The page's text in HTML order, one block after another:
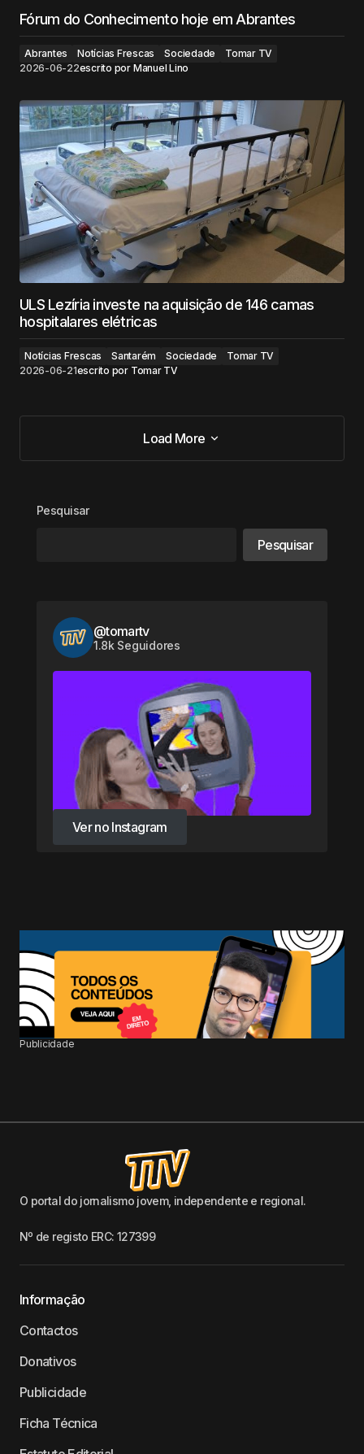
Fórum do Conhecimento hoje em Abrantes
Abrantes Notícias Frescas Sociedade
Tomar TV
2026-06-22escrito por Manuel Lino
ULS Lezíria investe na aquisição de 146 camas
hospitalares elétricas
Notícias Frescas Santarém Sociedade
Tomar TV
2026-06-21escrito por Tomar TV
Load More
Load More
Pesquisar
Pesquisar
@tomartv
1.8k Seguidores
Ver no Instagram
Ver no Instagram
Publicidade
O portal do jornalismo jovem, independente e regional.
Nº de registo ERC: 127399
Informação
Contactos
Donativos
Publicidade
Ficha Técnica